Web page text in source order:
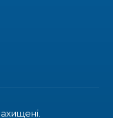
привітали з